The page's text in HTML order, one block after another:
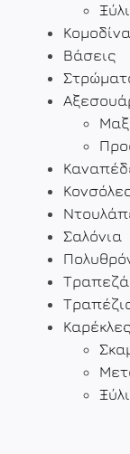
Κομοδίνα
Βάσεις
Σαλόνια
Καρέκλες